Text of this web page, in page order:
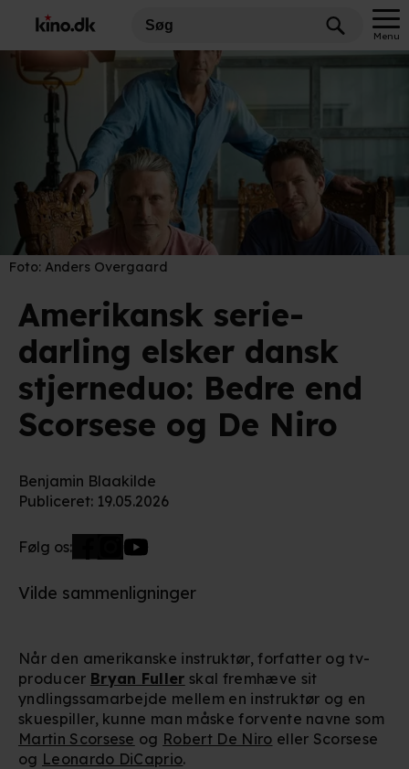
Menu
Foto: Anders Overgaard
Amerikansk serie-
darling elsker dansk
stjerneduo: Bedre end
Scorsese og De Niro
Benjamin Blaakilde
Publiceret: 19.05.2026
Følg os:
Vilde sammenligninger
Når den amerikanske instruktør, forfatter og tv-
producer Bryan Fuller skal fremhæve sit
yndlingssamarbejde mellem en instruktør og en
skuespiller, kunne man måske forvente navne som
Martin Scorsese og Robert De Niro eller Scorsese
og Leonardo DiCaprio.